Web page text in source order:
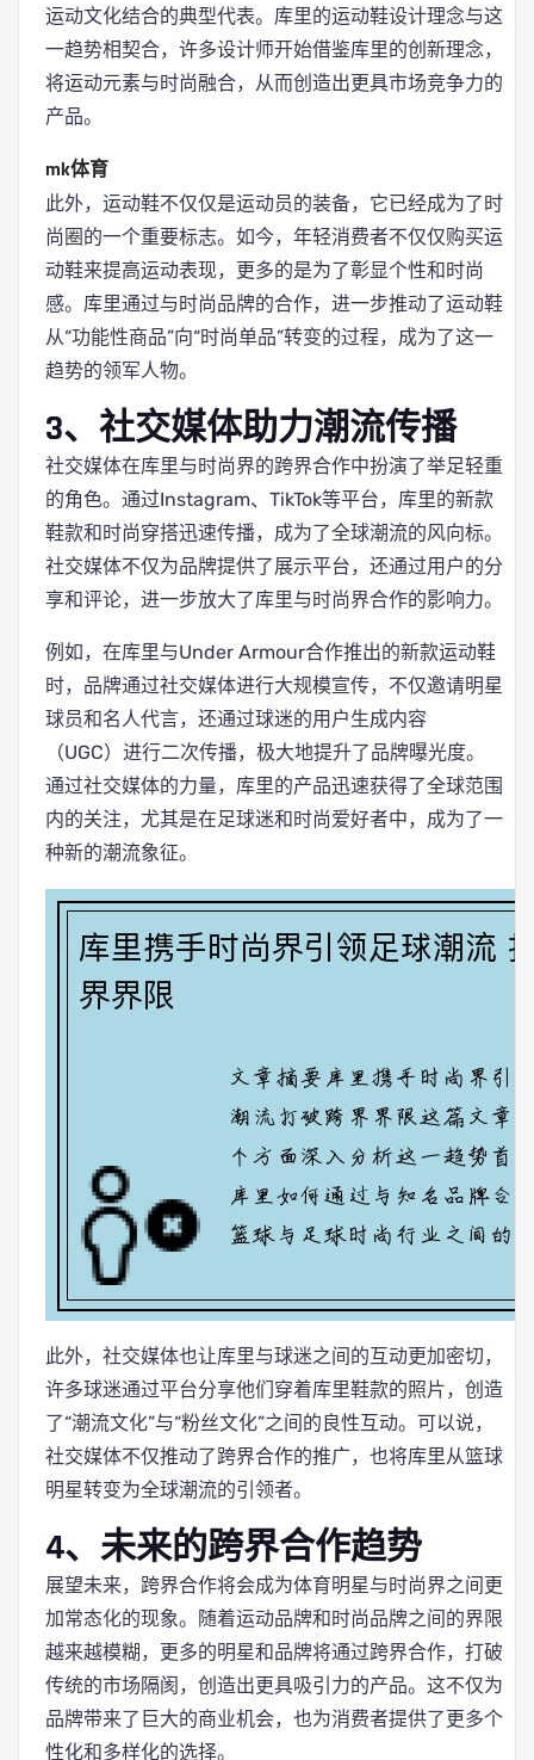
运动文化结合的典型代表。库里的运动鞋设计理念与这
一趋势相契合，许多设计师开始借鉴库里的创新理念，
将运动元素与时尚融合，从而创造出更具市场竞争力的
产品。
mk体育
此外，运动鞋不仅仅是运动员的装备，它已经成为了时
尚圈的一个重要标志。如今，年轻消费者不仅仅购买运
动鞋来提高运动表现，更多的是为了彰显个性和时尚
感。库里通过与时尚品牌的合作，进一步推动了运动鞋
从“功能性商品”向“时尚单品”转变的过程，成为了这一
趋势的领军人物。
3、社交媒体助力潮流传播
社交媒体在库里与时尚界的跨界合作中扮演了举足轻重
的角色。通过Instagram、TikTok等平台，库里的新款
鞋款和时尚穿搭迅速传播，成为了全球潮流的风向标。
社交媒体不仅为品牌提供了展示平台，还通过用户的分
享和评论，进一步放大了库里与时尚界合作的影响力。
例如，在库里与Under Armour合作推出的新款运动鞋
时，品牌通过社交媒体进行大规模宣传，不仅邀请明星
球员和名人代言，还通过球迷的用户生成内容
（UGC）进行二次传播，极大地提升了品牌曝光度。
通过社交媒体的力量，库里的产品迅速获得了全球范围
内的关注，尤其是在足球迷和时尚爱好者中，成为了一
种新的潮流象征。
此外，社交媒体也让库里与球迷之间的互动更加密切，
许多球迷通过平台分享他们穿着库里鞋款的照片，创造
了“潮流文化”与“粉丝文化”之间的良性互动。可以说，
社交媒体不仅推动了跨界合作的推广，也将库里从篮球
明星转变为全球潮流的引领者。
4、未来的跨界合作趋势
展望未来，跨界合作将会成为体育明星与时尚界之间更
加常态化的现象。随着运动品牌和时尚品牌之间的界限
越来越模糊，更多的明星和品牌将通过跨界合作，打破
传统的市场隔阂，创造出更具吸引力的产品。这不仅为
品牌带来了巨大的商业机会，也为消费者提供了更多个
性化和多样化的选择。